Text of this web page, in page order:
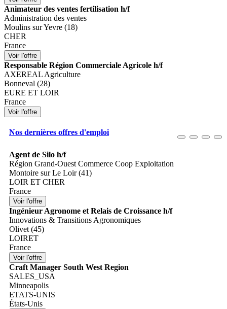
Animateur des ventes fertilisation h/f
Administration des ventes
Moulins sur Yevre (18)
CHER
France
Responsable Région Commerciale Agricole h/f
AXEREAL Agriculture
Bonneval (28)
EURE ET LOIR
France
Nos dernières offres d'emploi
Agent de Silo h/f
Région Grand-Ouest Commerce Coop Exploitation
Montoire sur Le Loir (41)
LOIR ET CHER
France
Ingénieur Agronome et Relais de Croissance h/f
Innovations & Transitions Agronomiques
Olivet (45)
LOIRET
France
Craft Manager South West Region
SALES_USA
Minneapolis
ETATS-UNIS
États-Unis